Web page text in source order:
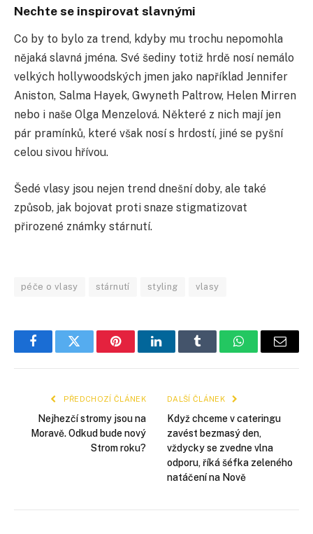
Nechte se inspirovat slavnými
Co by to bylo za trend, kdyby mu trochu nepomohla
nějaká slavná jména. Své šediny totiž hrdě nosí nemálo
velkých hollywoodských jmen jako například Jennifer
Aniston, Salma Hayek, Gwyneth Paltrow, Helen Mirren
nebo i naše Olga Menzelová. Některé z nich mají jen
pár pramínků, které však nosí s hrdostí, jiné se pyšní
celou sivou hřívou.
Šedé vlasy jsou nejen trend dnešní doby, ale také
způsob, jak bojovat proti snaze stigmatizovat
přirozené známky stárnutí.
péče o vlasy stárnutí styling vlasy
FacebookTwitter PinterestLinkedInTumblr WhatsApp
E-
PŘEDCHOZÍ ČLÁNEK
Nejhezčí stromy jsou na
Moravě. Odkud bude nový
Strom roku?
DALŠÍ ČLÁNEK
Když chceme v cateringu
zavést bezmasý den,
vždycky se zvedne vlna
odporu, říká šéfka zeleného
natáčení na Nově